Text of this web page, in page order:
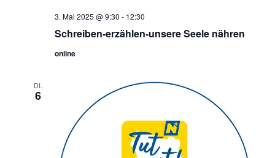
Schreiben-erzählen-unsere Seele nähren
3. Mai 2025 @ 9:30 - 12:30
online
DI.
6